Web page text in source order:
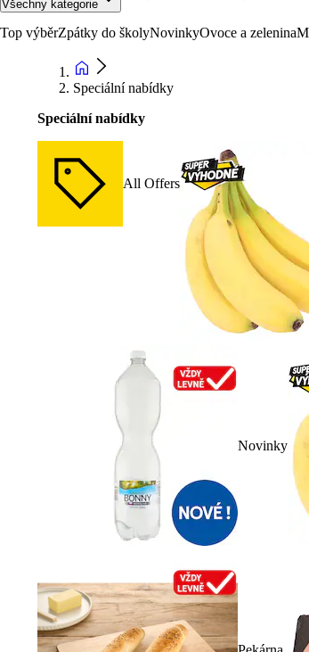
Všechny kategorie
Top výběrZpátky do školyNovinkyOvoce a zelenina
Speciální nabídky
Speciální nabídky
All Offers
Novinky